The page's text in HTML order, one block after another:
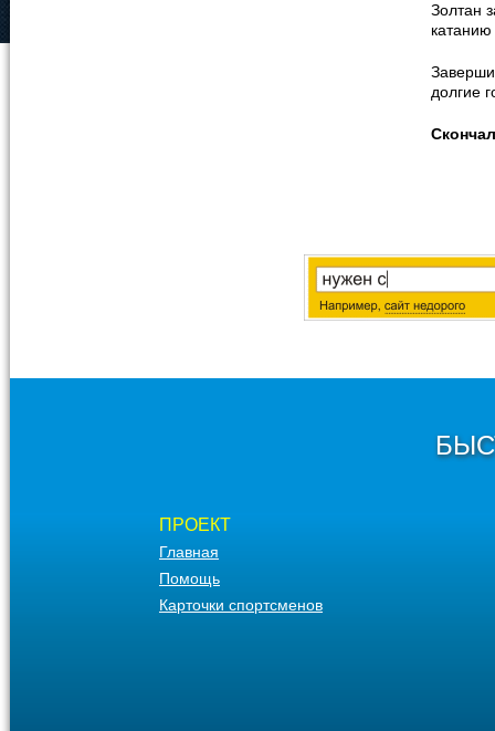
Золтан
долгие
ПРОЕКТ
Главная
Помощь
Карточки спортсменов